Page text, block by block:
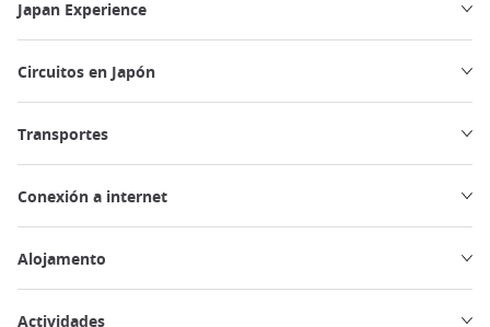
Japan Experience
Circuitos en Japón
Transportes
Conexión a internet
Alojamento
Actividades